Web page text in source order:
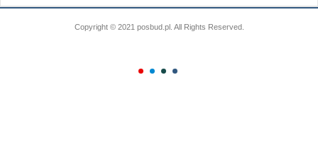
Copyright © 2021 posbud.pl. All Rights Reserved.